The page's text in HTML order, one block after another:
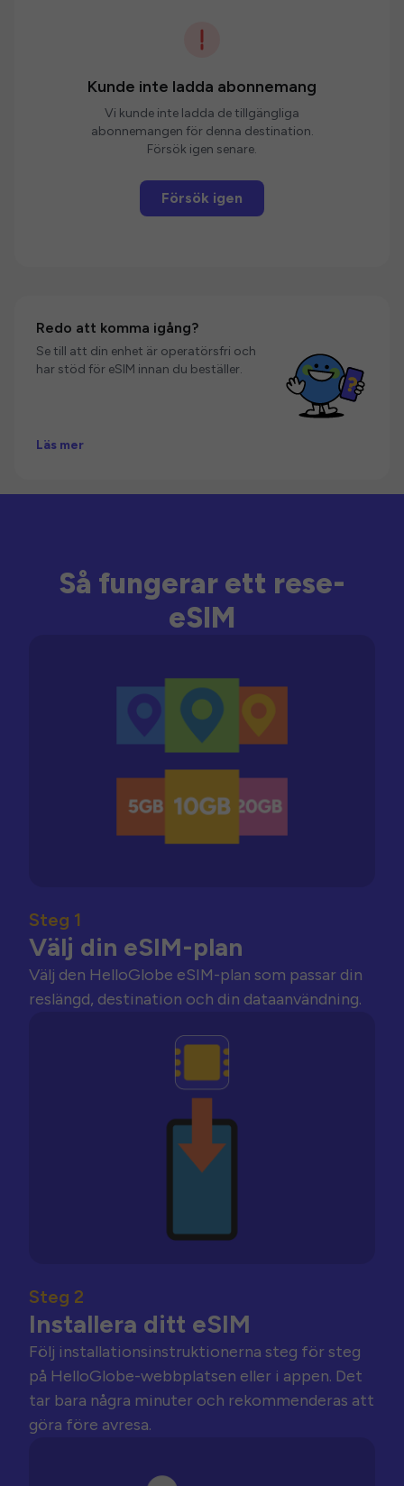
Kunde inte ladda abonnemang
Vi kunde inte ladda de tillgängliga
abonnemangen för denna destination.
Försök igen senare.
Försök igen
Redo att komma igång?
Se till att din enhet är operatörsfri och
har stöd för eSIM innan du beställer.
Läs mer
Så fungerar ett rese-
eSIM
Steg 1
Välj din eSIM-plan
Välj den HelloGlobe eSIM-plan som passar din
reslängd, destination och din dataanvändning.
Steg 2
Installera ditt eSIM
Följ installationsinstruktionerna steg för steg
på HelloGlobe-webbplatsen eller i appen. Det
tar bara några minuter och rekommenderas att
göra före avresa.